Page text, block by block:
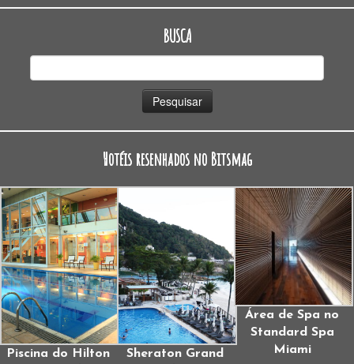
BUSCA
Hotéis resenhados no Bitsmag
Piscina do Hilton
Sheraton Grand
Área de Spa no
Standard Spa
Miami